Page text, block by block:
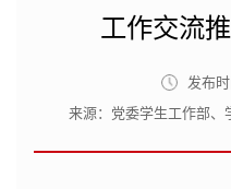
工作交流
发布时
来源：党委学生工作部、